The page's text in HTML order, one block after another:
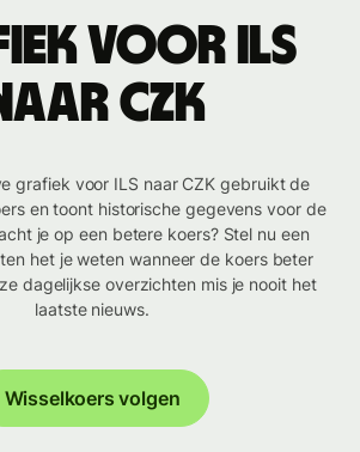
voor ILS
CZK
grafiek voor ILS naar CZK gebruikt de
en toont historische gegevens voor de
je op een betere koers? Stel nu een
het je weten wanneer de koers beter
dagelijkse overzichten mis je nooit het
laatste nieuws.
Wisselkoers volgen